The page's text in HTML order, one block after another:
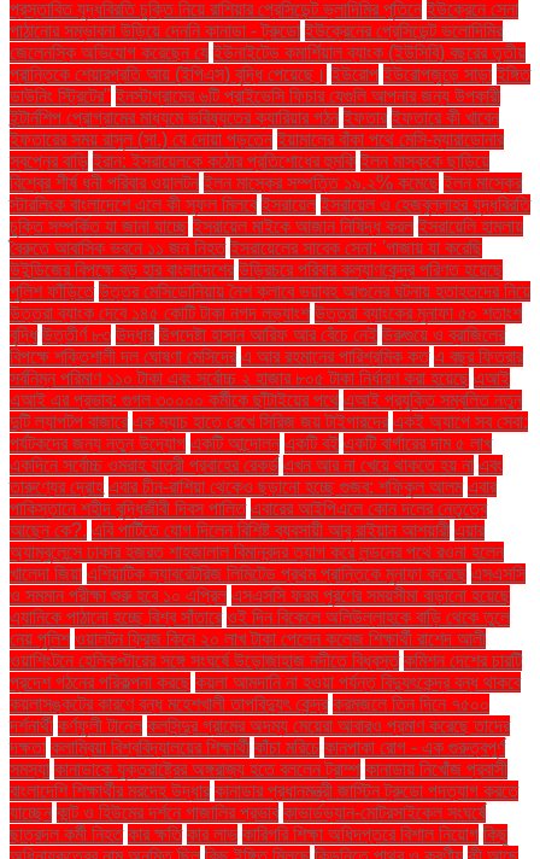
প্রস্তাবিত যুদ্ধবিরতি চুক্তি নিয়ে রাশিয়ার প্রেসিডেন্ট ভ্লাদিমির পুতিনে ইউক্রেনে সেনা
পাঠানোর সম্ভাবনা উড়িয়ে দেননি কানাডা - ট্রুডো ইউক্রেনের প্রেসিডেন্ট ভলোদিমির
জেলেনস্কি অভিযোগ করেছেন যে ইউনাইটেড কমার্শিয়াল ব্যাংক (ইউসিবি) বছরের তৃতীয়
প্রান্তিকে শেয়ারপ্রতি আয় (ইপিএস) বৃদ্ধি পেয়েছে। ইউরোপ ইউরোপজুড়ে সাড়া ইঙ্গিত
ডাউনিং স্ট্রিটের" ইনস্টাগ্রামের ৬টি প্রাইভেসি ফিচার যেগুলি আপনার জন্য উপকারী
ইন্টার্নশিপ প্রোগ্রামের মাধ্যমে ভবিষ্যতের ক্যারিয়ার গঠন ইফতার ইফতারে কী খাবেন
ইফতারের সময় রাসুল (সা.) যে দোয়া পড়তেন ইয়ামালের বাঁকা পথে মেসি-ম্যারাডোনার
স্বপ্নের বাড়ি ইরান: ইসরায়েলকে কঠোর প্রতিশোধের হুমকি ইলন মাস্ককে ছাড়িয়ে
বিশ্বের শীর্ষ ধনী পরিবার ওয়ালটন ইলন মাস্কের সম্পত্তি ১৯.২% কমেছে ইলন মাস্কের
স্টারলিংক বাংলাদেশে এলে কী সুফল মিলবে ইসরায়েল ইসরায়েল ও হেজবুল্লাহর যুদ্ধবিরতি
চুক্তি সম্পর্কিত যা জানা যাচ্ছে ইসরায়েল মাইকে আজান নিষিদ্ধ করল ইসরায়েলি হামলায়
বৈরুতে আবাসিক ভবনে ১১ জন নিহত ইসরায়েলের সাবেক সেনা: 'গাজায় যা করেছি
উইন্ডিজের বিপক্ষে বড় হার বাংলাদেশের উড়িরচরে পরিবার কল্যাণকেন্দ্র পরিণত হয়েছে
পুলিশ ফাঁড়িতে উত্তর মেসিডোনিয়ায় নৈশ ক্লাবে ভয়াবহ আগুনের ঘটনায় হতাহতদের নিয়ে
উত্তরা ব্যাংক দেবে ১৪৫ কোটি টাকা নগদ লভ্যাংশ উত্তরা ব্যাংকের মুনাফা ৫০ শতাংশ
বৃদ্ধি উত্তীর্ণ ৮৩ উদ্ধার উপদেষ্টা হাসান আরিফ আর বেঁচে নেই উরুগুয়ে ও ব্রাজিলের
বিপক্ষে শক্তিশালী দল ঘোষণা মেসিদের এ আর রহমানের পারিশ্রমিক কত এ বছর ফিতরার
সর্বনিম্ন পরিমাণ ১১০ টাকা এবং সর্বোচ্চ ২ হাজার ৮০৫ টাকা নির্ধারণ করা হয়েছে এআই
এআই এর প্রভাব: গুগল ৩০০০০ কর্মীকে ছাঁটাইয়ের পথে এআই প্রযুক্তি সম্বলিত নতুন
দুটি ল্যাপটপ বাজারে এক ম্যাচ হাতে রেখে সিরিজ জয় টাইগারদের একই অ্যাপে সব সেবা:
পর্যটকদের জন্য নতুন উদ্যোগ একটি আন্দোলন একটি বই একটি বার্গারের দাম ৫ লাখ
একদিনে সর্বোচ্চ ওমরাহ যাত্রী প্রবাহের রেকর্ড এখন আর না খেয়ে থাকতে হয় না এবং
তারুণ্যের দ্রোহ এবার চীন-রাশিয়া থেকেও ছড়ানো হচ্ছে গুজব: শফিকুল আলম এবার
পাকিস্তানে শহীদ বুদ্ধিজীবী দিবস পালিত এবারের আইপিএলে কোন দলের নেতৃত্বে
আছেন কে?. এবি পার্টিতে যোগ দিলেন বিশিষ্ট ব্যবসায়ী আবু রাইয়ান আশয়ারী এয়ার
অ্যাম্বুলেন্সে ঢাকার হজরত শাহজালাল বিমানবন্দর ত্যাগ করে লন্ডনের পথে রওনা হলেন
খালেদা জিয়া এশিয়াটিক ল্যাবরেটরিজ লিমিটেড প্রথম প্রান্তিকে মুনাফা করেছে এসএসসি
ও সমমান পরীক্ষা শুরু হবে ১০ এপ্রিল এসএসসি ফরম পূরণের সময়সীমা বাড়ানো হয়েছে
এ্যানিকে পাঠানো হচ্ছে বিশ্ব সাঁতারে ওই দিন বিকেলে অলিউল্লাহকে বাড়ি থেকে তুলে
নেয় পুলিশ ওয়ালটন ফ্রিজ কিনে ২০ লাখ টাকা পেলেন কলেজ শিক্ষার্থী রাশেদ আলী
ওয়াশিংটনে হেলিকপ্টারের সঙ্গে সংঘর্ষে উড়োজাহাজ নদীতে বিধ্বস্ত কমিশন দেশের চারটি
প্রদেশ গঠনের পরিকল্পনা করছে কয়লা আমদানি না হওয়া পর্যন্ত বিদ্যুৎকেন্দ্র বন্ধ থাকবে
কয়লাসঙ্কটের কারণে বন্ধ মহেশখালী তাপবিদ্যুৎ কেন্দ্র করমজলে তিন দিনে ৭৫০০
দর্শনার্থী কর্ণফুলী টানেল কলসিন্দুর গ্রামের অদম্য মেয়েরা আবারও প্রমাণ করেছে তাদের
দক্ষতা কলাম্বিয়া বিশ্ববিদ্যালয়ের শিক্ষার্থী কাঁচা মরিচে কানপাকা রোগ - এক গুরুত্বপুর্ণ
সমস্যা কানাডাকে যুক্তরাষ্ট্রের অঙ্গরাজ্য হতে বললেন ট্রাম্প কানাডায় নিখোঁজ প্রবাসী
বাংলাদেশি শিক্ষার্থীর মরদেহ উদ্ধার কানাডার প্রধানমন্ত্রী জাস্টিন ট্রুডো পদত্যাগ করতে
যাচ্ছেন কান্ট ও হিউমের দর্শনে গাজালির প্রভাব কাভার্ডভ্যান-মোটরসাইকেল সংঘর্ষে
ছাত্রদল কর্মী নিহত কার ক্ষতি কার লাভ কারিগরি শিক্ষা অধিদপ্তরে বিশাল নিয়োগ কিছু